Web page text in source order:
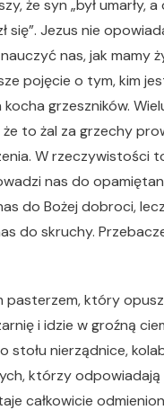
że syn „był umarły, a
się”. Jezus nie
nas, jak mamy
pojęcie o tym, kim
grzeszników.
że to żal za grzechy
W rzeczywistości
nas do
do Bożej dobroci,
do skruchy.
pasterzem, który
i idzie w groźną
stołu nierządnice,
którzy odpowiadają
całkowicie